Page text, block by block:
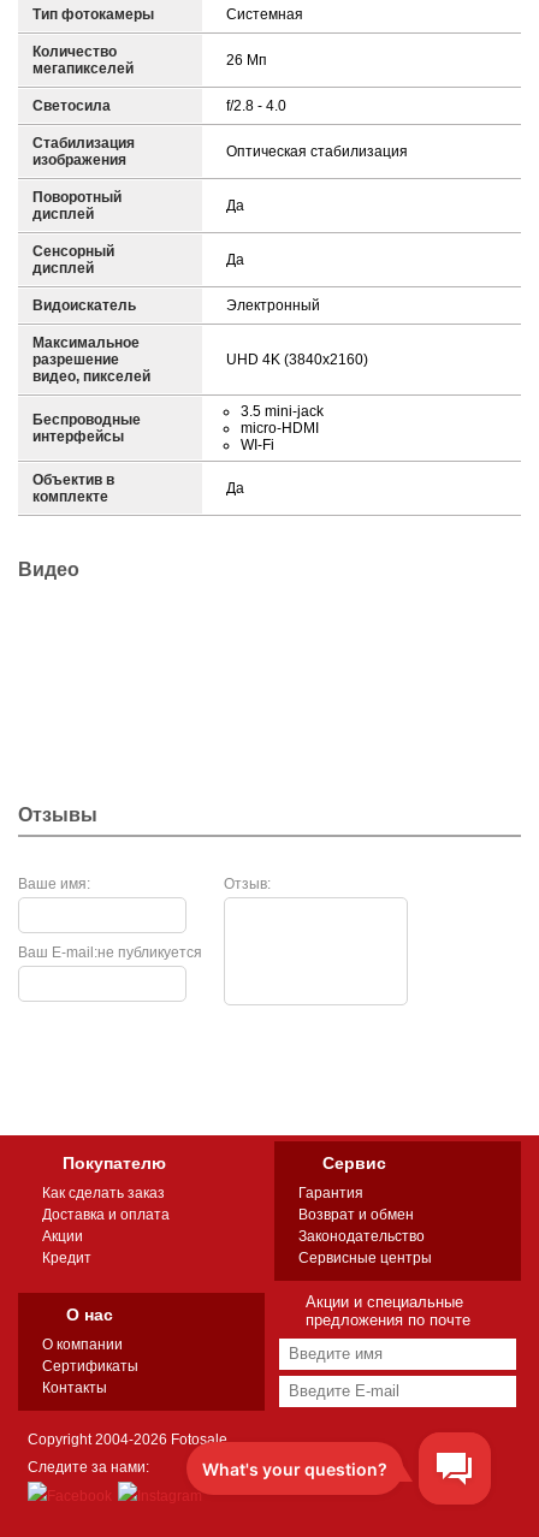
Тип фотокамеры Системная
Количество
мегапикселей
26 Мп
Светосила f/2.8 - 4.0
Стабилизация
изображения
Оптическая стабилизация
Поворотный
дисплей
Да
Сенсорный
дисплей
Да
Видоискатель Электронный
Максимальное
разрешение
видео, пикселей
UHD 4K (3840x2160)
Беспроводные
интерфейсы
3.5 mini-jack
micro-HDMI
WI-Fi
Объектив в
комплекте
Да
Видео
Отзывы
Ваше имя: Отзыв:
не публикуется
Ваш E-mail:
Покупателю
Как сделать заказ
Доставка и оплата
Акции
Кредит
Сервис
Гарантия
Возврат и обмен
Законодательство
Сервисные центры
О нас
О компании
Сертификаты
Контакты
Акции и специальные
предложения по почте
Copyright 2004-2026 Fotosale
Следите за нами: